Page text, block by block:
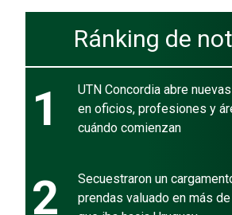
Ránking de
1
UTN Concordia abre
en oficios, profesiones y
cuándo comienzan
2
Secuestraron un
prendas valuado en más